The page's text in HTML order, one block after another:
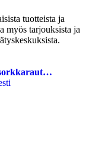
tuotteista ja
myös tarjouksista ja